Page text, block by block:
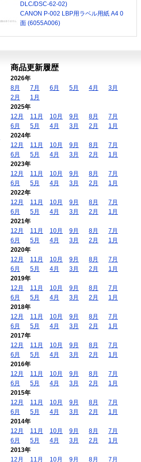
DLC/DSC-62-02)
CANON P-002 LBP用ラベル用紙 A4 0
面 (6055A006)
商品更新履歴
2026年
8月
7月 6月 5月 4月
3月
2月
1月
2025年
12月
11月 10月 9月 8月
7月
6月
5月 4月 3月 2月
1月
2024年
12月
11月 10月 9月 8月
7月
6月
5月 4月 3月 2月
1月
2023年
12月
11月 10月 9月 8月
7月
6月
5月 4月 3月 2月
1月
2022年
12月
11月 10月 9月 8月
7月
6月
5月 4月 3月 2月
1月
2021年
12月
11月 10月 9月 8月
7月
6月
5月 4月 3月 2月
1月
2020年
12月
11月 10月 9月 8月
7月
6月
5月 4月 3月 2月
1月
2019年
12月
11月 10月 9月 8月
7月
6月
5月 4月 3月 2月
1月
2018年
12月
11月 10月 9月 8月
7月
6月
5月 4月 3月 2月
1月
2017年
12月
11月 10月 9月 8月
7月
6月
5月 4月 3月 2月
1月
2016年
12月
11月 10月 9月 8月
7月
6月
5月 4月 3月 2月
1月
2015年
12月
11月 10月 9月 8月
7月
6月
5月 4月 3月 2月
1月
2014年
12月
11月 10月 9月 8月
7月
6月
5月 4月 3月 2月
1月
2013年
12月
11月 10月 9月 8月 7月